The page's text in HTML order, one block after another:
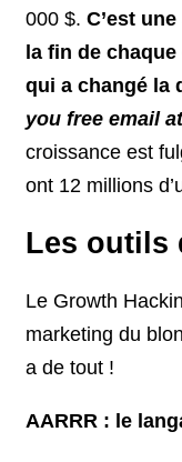
000 $. C’est
la fin de
qui a changé la
you free email
croissance est
ont 12 millions
Les outils
Le Growth
marketing du
a de tout !
AARRR : le